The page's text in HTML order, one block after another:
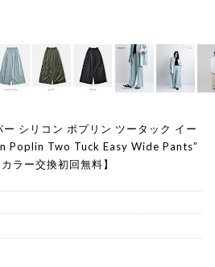
シリコン ポプリン ツータック イー
Poplin Two Tuck Easy Wide Pants”
ラー交換初回無料】